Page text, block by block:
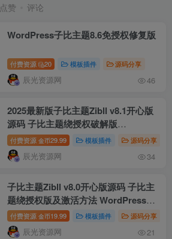
点赞 评论
WordPress子比主题8.6免授权修复版
付费资源 20 模板插件 源码分享
辰光资源网 46
2025最新版子比主题Zibll v8.1开心版
源码 子比主题绕授权破解版
WordPress主题模板
付费资源 金币29.99 模板插件 源码分享
辰光资源网 34
子比主题Zibll v8.0开心版源码 子比主
题绕授权版及激活方法 WordPress主
题模板
付费资源 金币19.99 模板插件 源码分享
辰光资源网 21